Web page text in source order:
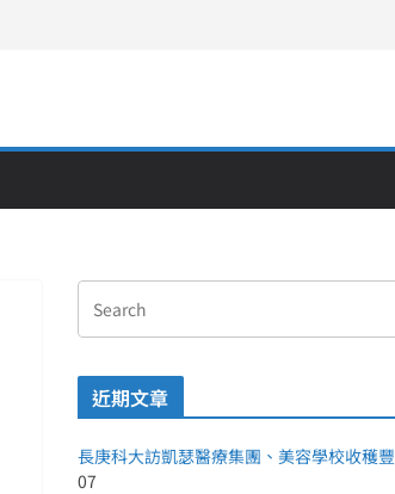
近期文章
長庚科大訪凱瑟醫療集團、美容學校收穫豐
07